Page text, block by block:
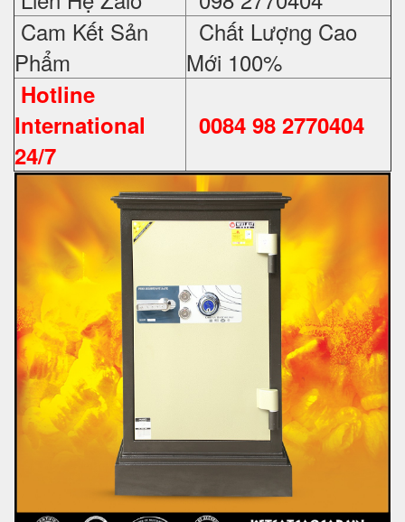
Cam Kết Sản
Phẩm
Chất Lượng Cao
Mới 100%
Hotline
International
24/7
0084 98 2770404